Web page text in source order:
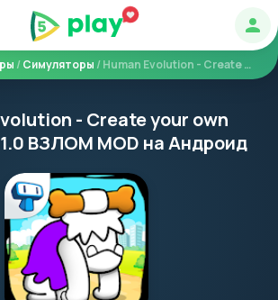
/Симуляторы / Human Evolution - Create your own Mankind!
- Create your own
ВЗЛОМ MOD на Андроид